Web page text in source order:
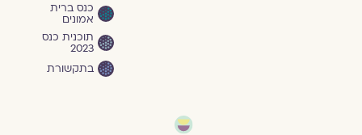
כנס ברית
אמונים
תוכנית כנס
2023
בתקשורת